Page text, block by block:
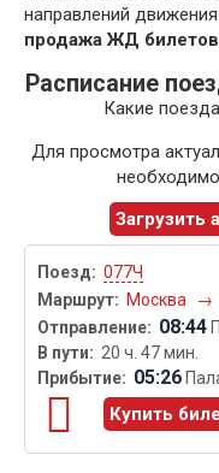
направлений
продажа ЖД билетов
Расписание
Какие
Для просмотра
Загрузить
077Ч
Москва
→
08:44
20 ч. 47 мин.
05:26
Купить